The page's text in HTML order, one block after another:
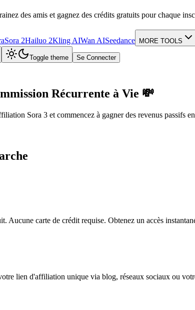
des amis et gagnez des crédits gratuits pour chaque
Sora 2Hailuo 2Kling AIWan AISeedance MORE TOOLS
Toggle theme Se Connecter
Récurrente à Vie 💸
Sora 3 et commencez à gagner des revenus passifs
Aucune carte de crédit requise. Obtenez un accès
lien d'affiliation unique via blog, réseaux sociaux ou